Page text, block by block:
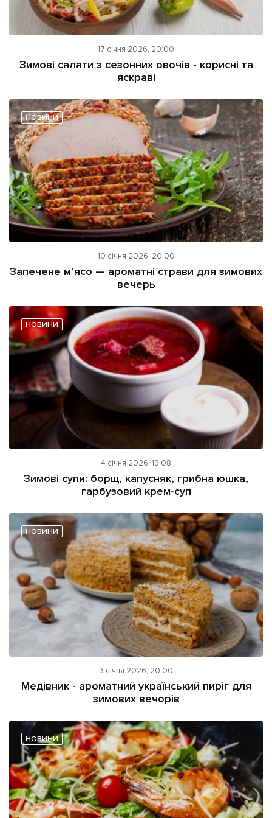
17 січня 2026, 20:00
Зимові салати з сезонних овочів - корисні та
яскраві
НОВИНИ
10 січня 2026, 20:00
Запечене м’ясо — ароматні страви для зимових
вечерь
НОВИНИ
4 січня 2026, 19:08
Зимові супи: борщ, капусняк, грибна юшка,
гарбузовий крем-суп
НОВИНИ
3 січня 2026, 20:00
Медівник - ароматний український пиріг для
зимових вечорів
НОВИНИ